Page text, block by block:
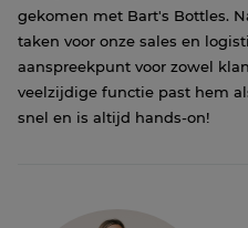
gekomen met Bart's Bottles.
taken voor onze sales en
aanspreekpunt voor zowel
veelzijdige functie past hem
snel en is altijd hands-on!